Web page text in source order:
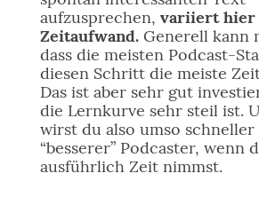
aufzusprechen, variiert hier
Zeitaufwand.Generell kann
dass die meisten Podcast-
diesen Schritt die meiste
Das ist aber sehr gut
die Lernkurve sehr steil ist.
wirst du also umso schneller
“besserer” Podcaster, wenn
ausführlich Zeit nimmst.